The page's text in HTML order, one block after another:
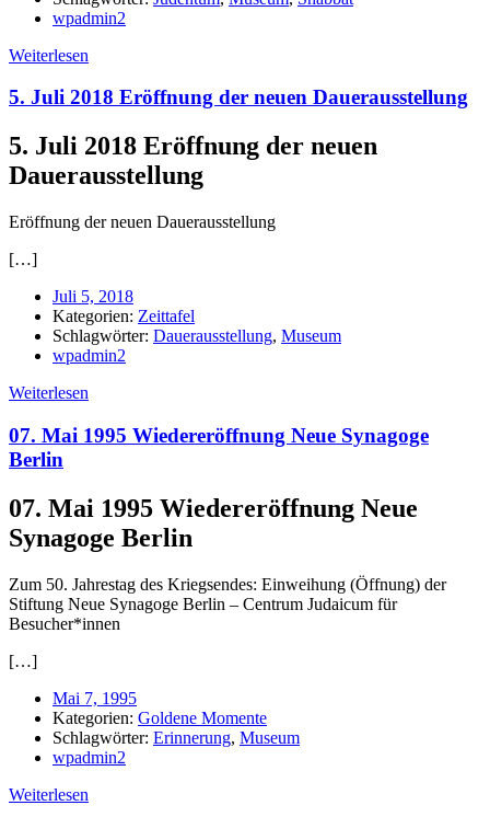
wpadmin2
Weiterlesen
5. Juli 2018 Eröffnung der neuen Dauerausstellung
5. Juli 2018 Eröffnung der neuen
Dauerausstellung
Eröffnung der neuen Dauerausstellung
[…]
Juli 5, 2018
Kategorien: Zeittafel
Schlagwörter: Dauerausstellung, Museum
wpadmin2
Weiterlesen
07. Mai 1995 Wiedereröffnung Neue Synagoge
Berlin
07. Mai 1995 Wiedereröffnung Neue
Synagoge Berlin
Zum 50. Jahrestag des Kriegsendes: Einweihung (Öffnung) der
Stiftung Neue Synagoge Berlin – Centrum Judaicum für
Besucher*innen
[…]
Mai 7, 1995
Kategorien: Goldene Momente
Schlagwörter: Erinnerung, Museum
wpadmin2
Weiterlesen